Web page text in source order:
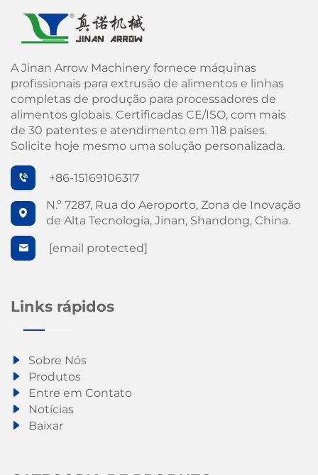
A Jinan Arrow Machinery fornece máquinas
profissionais para extrusão de alimentos e linhas
completas de produção para processadores de
alimentos globais. Certificadas CE/ISO, com mais
de 30 patentes e atendimento em 118 países.
Solicite hoje mesmo uma solução personalizada.
+86-15169106317
N.º 7287, Rua do Aeroporto, Zona de Inovação
de Alta Tecnologia, Jinan, Shandong, China.
[email protected]
Links rápidos
Sobre Nós
Produtos
Entre em Contato
Notícias
Baixar